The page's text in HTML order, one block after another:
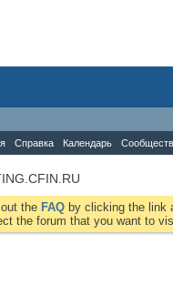
Справка Календарь
the FAQ by clicking the link
the forum that you want to